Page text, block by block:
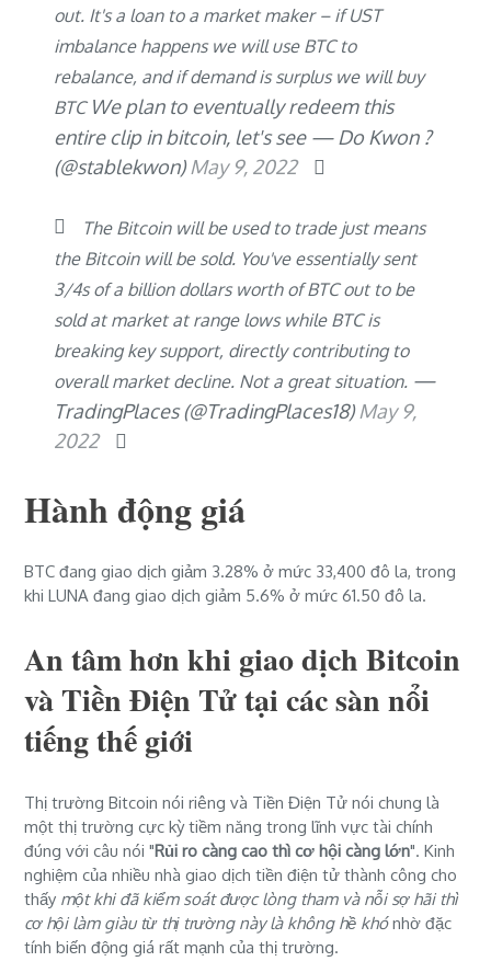
out. It's a loan to a market maker – if UST
imbalance happens we will use BTC to
rebalance, and if demand is surplus we will buy
BTC We plan to eventually redeem this
entire clip in bitcoin, let's see — Do Kwon ?
(@stablekwon)May 9, 2022
The Bitcoin will be used to trade just means
the Bitcoin will be sold. You've essentially sent
3/4s of a billion dollars worth of BTC out to be
sold at market at range lows while BTC is
breaking key support, directly contributing to
overall market decline. Not a great situation. —
TradingPlaces (@TradingPlaces18)May 9,
2022
Hành động giá
BTC đang giao dịch giảm 3.28% ở mức 33,400 đô la, trong
khi LUNA đang giao dịch giảm 5.6% ở mức 61.50 đô la.
An tâm hơn khi giao dịch Bitcoin
và Tiền Điện Tử tại các sàn nổi
tiếng thế giới
Thị trường Bitcoin nói riêng và Tiền Điện Tử nói chung là
một thị trường cực kỳ tiềm năng trong lĩnh vực tài chính
đúng với câu nói "Rủi ro càng cao thì cơ hội càng lớn". Kinh
nghiệm của nhiều nhà giao dịch tiền điện tử thành công cho
thấy một khi đã kiểm soát được lòng tham và nỗi sợ hãi thì
cơ hội làm giàu từ thị trường này là không hề khónhờ đặc
tính biến động giá rất mạnh của thị trường.